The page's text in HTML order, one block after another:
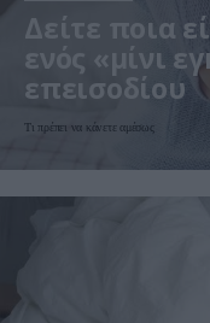
Δείτε ποια
ενός «μίνι
επεισοδίου
Τι πρέπει να κάνετε αμέσως